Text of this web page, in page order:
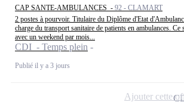
CAP SANTE-AMBULANCES - 92 - CLAMART
2 postes à pourvoir. Titulaire du Diplôme d'Etat
charge du transport sanitaire de patients en ambulances. Ce
avec un weekend par mois...
CDI - Temps plein
Publié il y a 3 jours
Ajouter cette